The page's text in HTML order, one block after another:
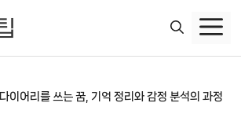
다이어리를 쓰는 꿈, 기억 정리와 감정 분석의 과정